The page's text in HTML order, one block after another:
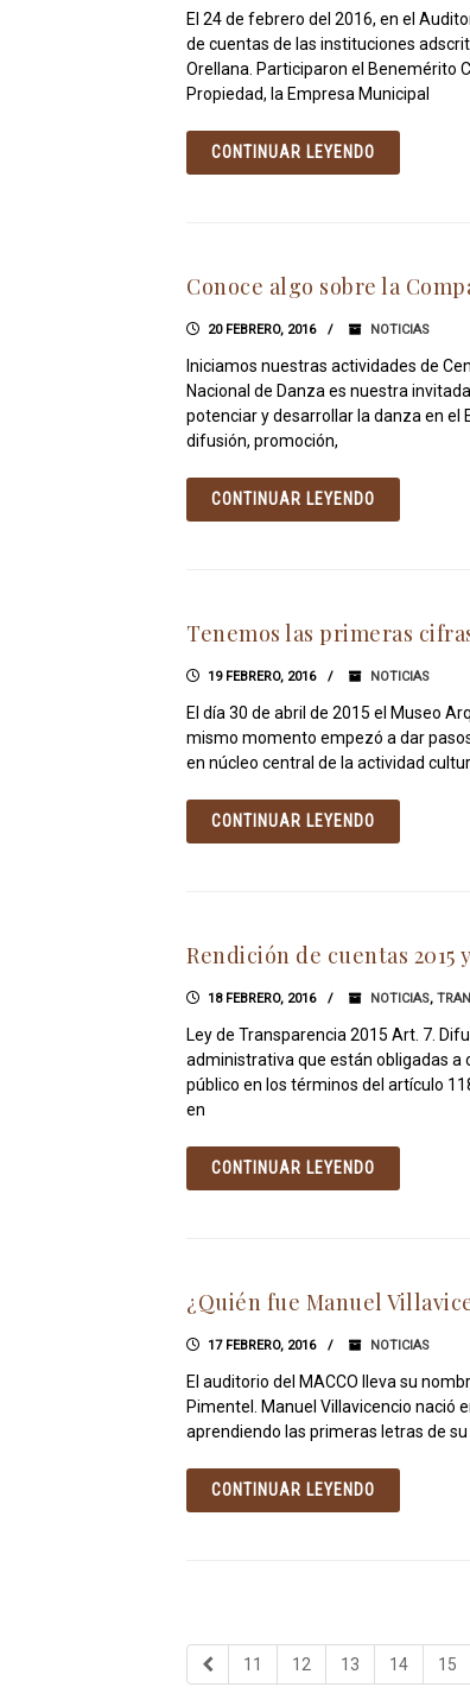
El 24 de febrero del 2016, en el
de cuentas de las instituciones
Orellana. Participaron el Benemérito
Propiedad, la Empresa Municipal
CONTINUAR LEYENDO
Conoce algo sobre la
20 FEBRERO, 2016 NOTICIAS
Iniciamos nuestras actividades de
Nacional de Danza es nuestra
potenciar y desarrollar la danza en el
difusión, promoción,
CONTINUAR LEYENDO
Tenemos las primeras
19 FEBRERO, 2016 NOTICIAS
El día 30 de abril de 2015 el Museo
mismo momento empezó a dar
en núcleo central de la actividad
CONTINUAR LEYENDO
Rendición de cuentas
18 FEBRERO, 2016 NOTICIAS,
Ley de Transparencia 2015 Art. 7.
administrativa que están obligadas
público en los términos del artículo
en
CONTINUAR LEYENDO
¿Quién fue Manuel
17 FEBRERO, 2016 NOTICIAS
El auditorio del MACCO lleva su
Pimentel. Manuel Villavicencio nació
aprendiendo las primeras letras de
CONTINUAR LEYENDO
11 12 13 14 15